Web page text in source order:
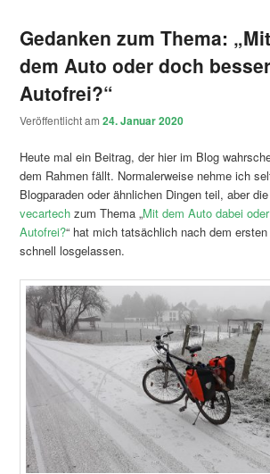
Gedanken zum Thema: „Mit
dem Auto oder doch besser
Autofrei?“
Veröffentlicht am24. Januar 2020
Heute mal ein Beitrag, der hier im Blog
dem Rahmen fällt. Normalerweise nehme ich
Blogparaden oder ähnlichen Dingen teil, aber
vecartech zum Thema „Mit dem Auto dabei
Autofrei?“ hat mich tatsächlich nach dem
schnell losgelassen.